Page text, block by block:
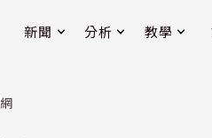
新聞 分析 教學